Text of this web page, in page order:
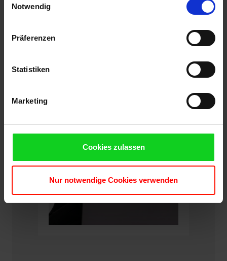
Cookies, wenn Sie unsere Webseite weiterhin nutzen.
Notwendig
Präferenzen
Statistiken
Marketing
Cookies zulassen
Nur notwendige Cookies verwenden
Version
Zustand